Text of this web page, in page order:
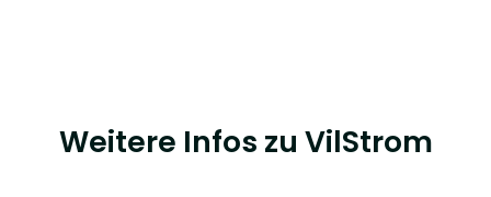
Weitere Infos zu VilStrom